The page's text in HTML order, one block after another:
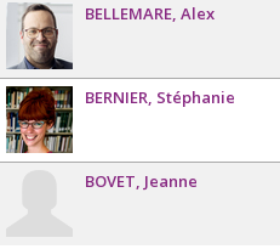
BELLEMARE Alex
BERNIER Stéphanie
BOVET Jeanne